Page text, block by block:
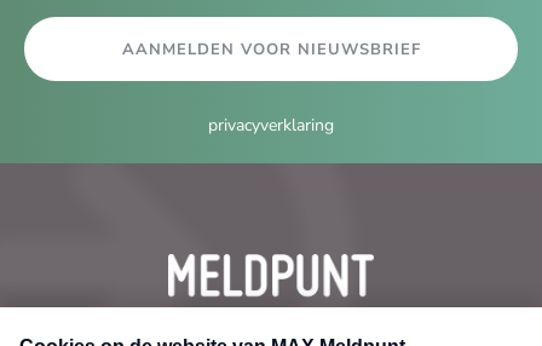
AANMELDEN VOOR NIEUWSBRIEF
privacyverklaring